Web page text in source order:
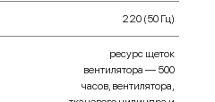
220 (50 Гц)
ресурс щеток
вентилятора — 500
часов, вентилятора,